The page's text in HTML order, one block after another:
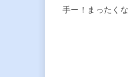
手ー！まったく